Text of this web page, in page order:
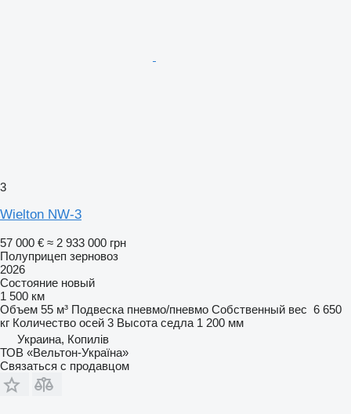
3
Wielton NW-3
57 000 € ≈ 2 933 000 грн
Полуприцеп зерновоз
2026
Состояние новый
1 500 км
Объем 55 м³ Подвеска пневмо/пневмо Собственный вес 6 650
кг Количество осей 3 Высота седла 1 200 мм
Украина, Копилів
ТОВ «Вельтон-Україна»
Связаться с продавцом